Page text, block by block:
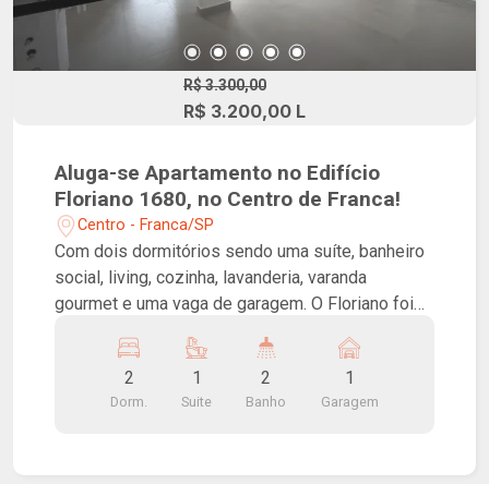
R$ 3.300,00
R$ 3.200,00 L
Aluga-se Apartamento no Edifício
Floriano 1680, no Centro de Franca!
Centro - Franca/SP
Com dois dormitórios sendo uma suíte, banheiro
social, living, cozinha, lavanderia, varanda
gourmet e uma vaga de garagem. O Floriano foi
particular, com conceito Beach Pool, com piscina
em formato de onda, espelhos d`agua no hall de
entrada e arquitetura contemporânea que reúne
2
Dorm.
1
Suite
2
Banho
1
Garagem